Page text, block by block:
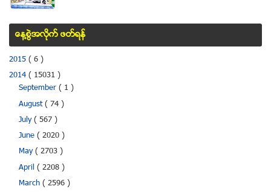
ေန႔စြဲအလိုက္ ဖတ္ရန္
2015 ( 6 )
2014 ( 15031 )
September ( 1 )
August( 74 )
July( 567 )
June ( 2020 )
May( 2703 )
April ( 2208 )
March ( 2596 )